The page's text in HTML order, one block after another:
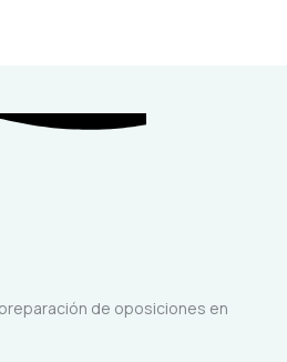
de oposiciones en